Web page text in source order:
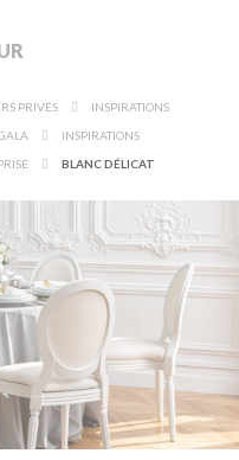
PRIVÉS
INSPIRATIONS
INSPIRATIONS
BLANC DÉLICAT